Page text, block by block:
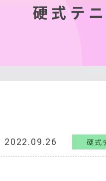
硬式テ
2022.09.26 硬式